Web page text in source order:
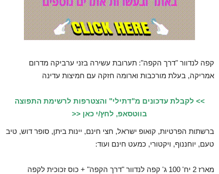
קפה לנדוור "דרך הקפה": תערובת עשירה בזני ערביקה מדרום
אמריקה, בעלת מורכבות וארומה חזקה עם חמיצות עדינה
>> לקבלת עדכונים מ"דתילי" והצטרפות לרשימת התפוצה
בווטסאפ, לחץ/י כאן <<
ברשתות הפרטיות, קואופ ישראל, חצי חינם, יינות ביתן, סופר דוש, טיב
טעם, יוחננוף, ויקטורי, כמעט חינם ועוד:
מארז 2 יח' 100 ג' קפה לנדוור "דרך הקפה" + כוס זכוכית לקפה